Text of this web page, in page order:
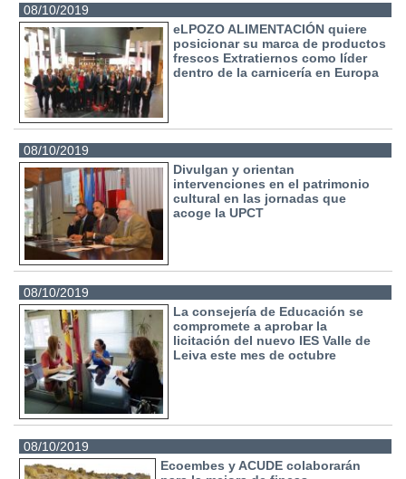
08/10/2019
eLPOZO ALIMENTACIÓN quiere
posicionar su marca de productos
frescos Extratiernos como líder
dentro de la carnicería en Europa
08/10/2019
Divulgan y orientan
intervenciones en el patrimonio
cultural en las jornadas que
acoge la UPCT
08/10/2019
La consejería de Educación se
compromete a aprobar la
licitación del nuevo IES Valle de
Leiva este mes de octubre
08/10/2019
Ecoembes y ACUDE colaborarán